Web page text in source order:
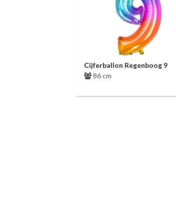
Cijferballon Regenboog 9
86 cm